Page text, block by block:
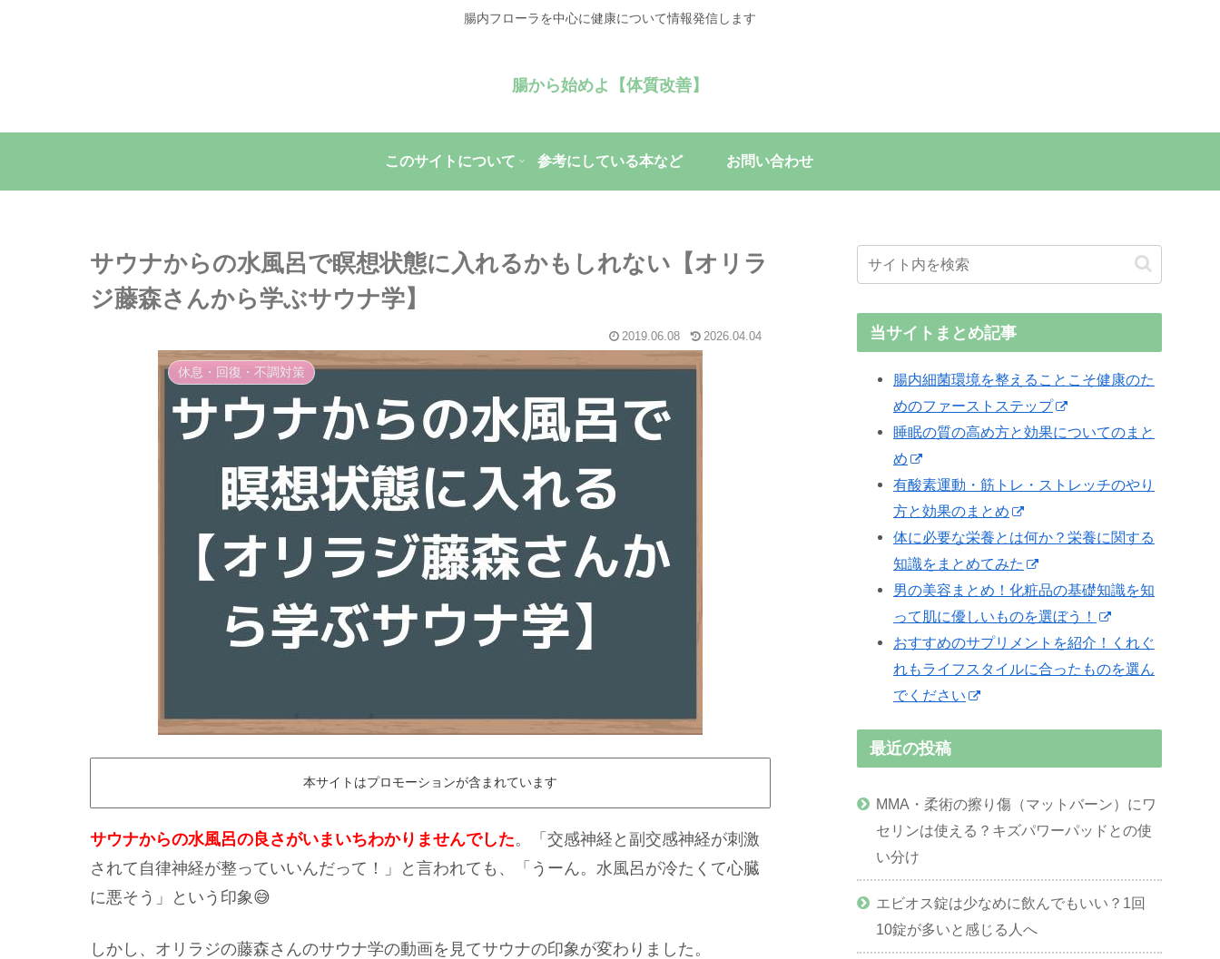
腸内フローラを中心に健康について情報発信します
腸から始めよ【体質改善】
このサイトについて 参考にしている本など お問い合わせ
サウナからの水風呂で瞑想状態に入れるかもしれない【オリラ
ジ藤森さんから学ぶサウナ学】
2019.06.08 2026.04.04
休息・回復・不調対策
本サイトはプロモーションが含まれています
サウナからの水風呂の良さがいまいちわかりませんでした。「交感神経と副交感神経が刺激
されて自律神経が整っていいんだって！」と言われても、「うーん。水風呂が冷たくて心臓
に悪そう」という印象😅
しかし、オリラジの藤森さんのサウナ学の動画を見てサウナの印象が変わりました。
当サイトまとめ記事
腸内細菌環境を整えることこそ健康のた
めのファーストステップ
睡眠の質の高め方と効果についてのまと
め
有酸素運動・筋トレ・ストレッチのやり
方と効果のまとめ
体に必要な栄養とは何か？栄養に関する
知識をまとめてみた
男の美容まとめ！化粧品の基礎知識を知
って肌に優しいものを選ぼう！
おすすめのサプリメントを紹介！くれぐ
れもライフスタイルに合ったものを選ん
でください
最近の投稿
MMA・柔術の擦り傷（マットバーン）にワ
セリンは使える？キズパワーパッドとの使
い分け
エビオス錠は少なめに飲んでもいい？1回
10錠が多いと感じる人へ